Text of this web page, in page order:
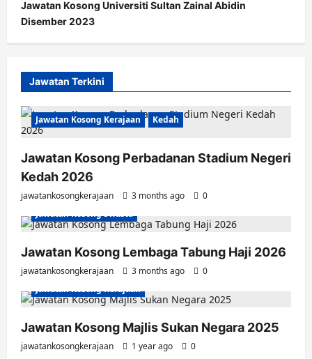
Jawatan Kosong Universiti Sultan Zainal Abidin
Disember 2023
Jawatan Terkini
Jawatan Kosong Kerajaan Kedah
Jawatan Kosong Perbadanan Stadium Negeri
Kedah 2026
jawatankosongkerajaan 3 months ago
0
Jawatan Kosong Swasta
Jawatan Kosong Lembaga Tabung Haji 2026
jawatankosongkerajaan 3 months ago
0
Jawatan Kosong Kerajaan
Jawatan Kosong Majlis Sukan Negara 2025
jawatankosongkerajaan 1 year ago 0